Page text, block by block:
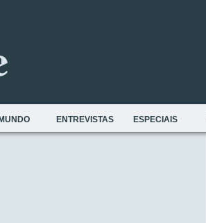
MUNDO ENTREVISTAS ESPECIAIS